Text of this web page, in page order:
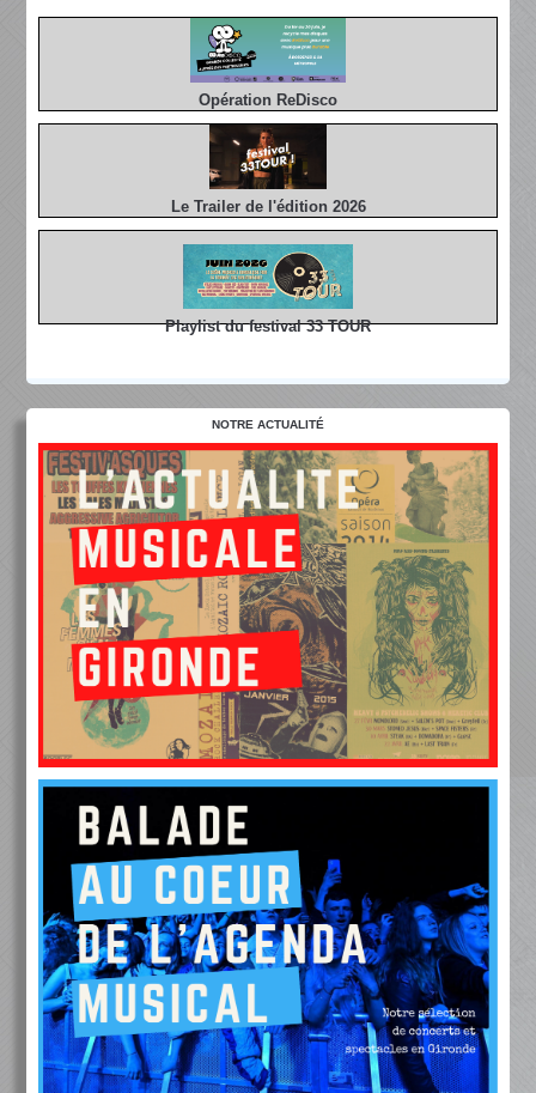
Opération ReDisco
Le Trailer de l'édition 2026
Playlist du festival 33 TOUR
NOTRE ACTUALITÉ